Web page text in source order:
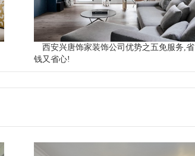
西安兴唐饰家装饰公司优势之五免服务,省
钱又省心!